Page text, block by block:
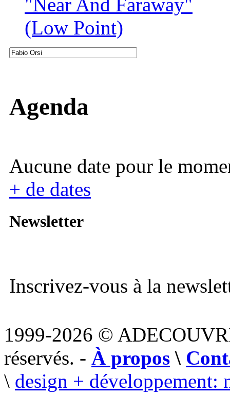
"Near And Faraway"
(Low Point)
Agenda
Aucune date pour le
+ de dates
Newsletter
Inscrivez-vous à la
1999-2026 ©
réservés. - À propos \
\ design + développement: